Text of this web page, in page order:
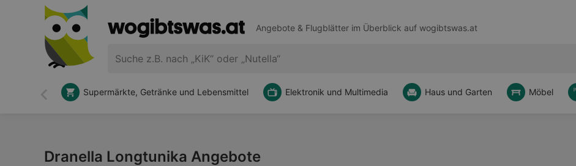
Angebote & Flugblätter im Überblick auf wogibtswas.at
Zurück
Supermärkte, Getränke und Lebensmittel Elektronik und Multimedia Haus und Garten Möbel
Dranella Longtunika Angebote